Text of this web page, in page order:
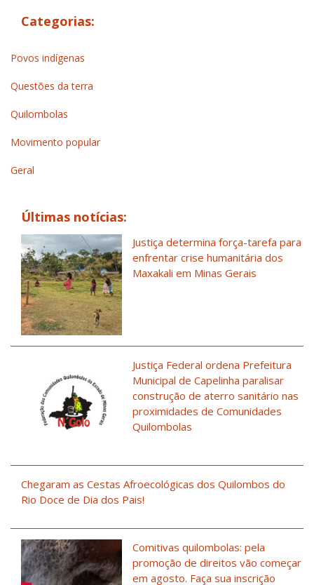
Categorias:
Povos indígenas
Questões da terra
Quilombolas
Movimento popular
Geral
Últimas notícias:
Justiça determina força-tarefa para
enfrentar crise humanitária dos
Maxakali em Minas Gerais
Justiça Federal ordena Prefeitura
Municipal de Capelinha paralisar
construção de aterro sanitário nas
proximidades de Comunidades
Quilombolas
Chegaram as Cestas Afroecológicas dos Quilombos do
Rio Doce de Dia dos Pais!
Comitivas quilombolas: pela
promoção de direitos vão começar
em agosto. Faça sua inscrição